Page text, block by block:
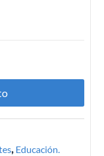
, Educación.